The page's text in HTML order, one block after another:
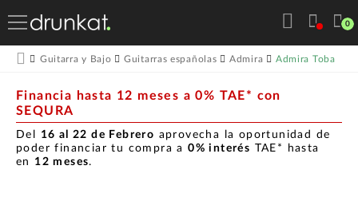
0
Guitarra y Bajo Guitarras españolas Admira Admira Toba +
Financia hasta 12 meses a 0% TAE* con
SEQURA
Del 16 al 22 de Febrero aprovecha la oportunidad de
poder financiar tu compra a0% interés TAE* hasta
en 12 meses.